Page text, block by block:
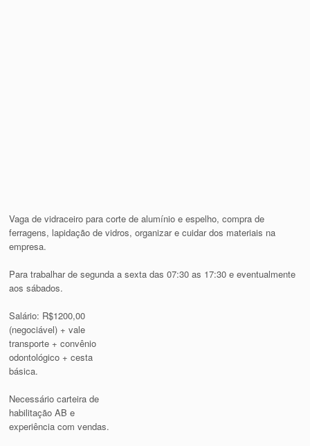
Vaga de vidraceiro para corte de alumínio e espelho, compra de
ferragens, lapidação de vidros, organizar e cuidar dos materiais na
empresa.
Para trabalhar de segunda a sexta das 07:30 as 17:30 e eventualmente
aos sábados.
Salário: R$1200,00
(negociável) + vale
transporte + convênio
odontológico + cesta
básica.
Necessário carteira de
habilitação AB e
experiência com vendas.